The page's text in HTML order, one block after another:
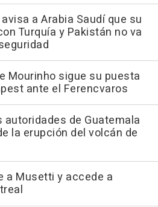
a Arabia Saudí que su
Turquía y Pakistán no va
Mourinho sigue su puesta
ante el Ferencvaros
autoridades de Guatemala
la erupción del volcán de
a Musetti y accede a